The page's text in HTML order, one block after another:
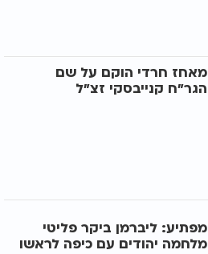
מאחז חרדי הוקם על שם
הגר"ח קנייבסקי זצ"ל
מפתיע: ליברמן ביקר פליטי
מלחמה יהודים עם כיפה לראשו